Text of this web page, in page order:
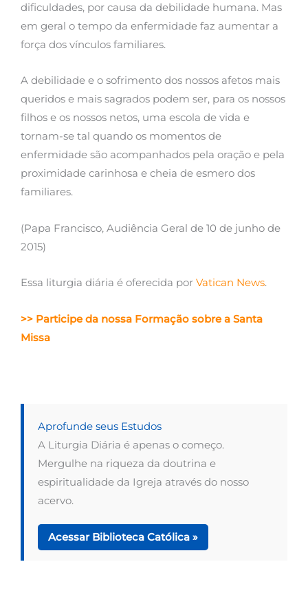
dificuldades, por causa da debilidade humana. Mas
em geral o tempo da enfermidade faz aumentar a
força dos vínculos familiares.
A debilidade e o sofrimento dos nossos afetos mais
queridos e mais sagrados podem ser, para os nossos
filhos e os nossos netos, uma escola de vida e
tornam-se tal quando os momentos de
enfermidade são acompanhados pela oração e pela
proximidade carinhosa e cheia de esmero dos
familiares.
(Papa Francisco, Audiência Geral de 10 de junho de
2015)
Essa liturgia diária é oferecida por Vatican News.
>> Participe da nossa Formação sobre a Santa
Missa
Aprofunde seus Estudos
A Liturgia Diária é apenas o começo.
Mergulhe na riqueza da doutrina e
espiritualidade da Igreja através do nosso
acervo.
Acessar Biblioteca Católica »